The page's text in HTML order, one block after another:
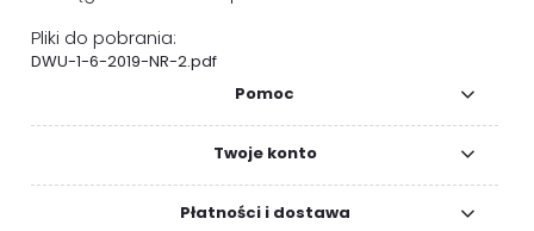
Pliki do pobrania:
DWU-1-6-2019-NR-2.pdf
Pomoc
Twoje konto
Płatności i dostawa